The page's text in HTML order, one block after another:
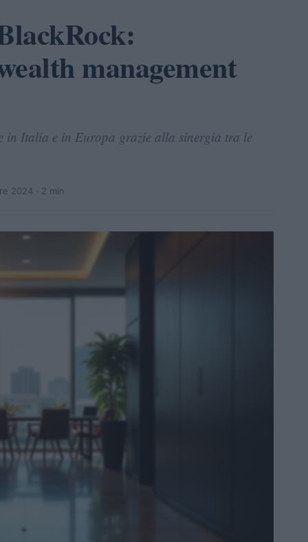
management
in Italia e in Europa grazie alla sinergia tra le
2024 · 2 min